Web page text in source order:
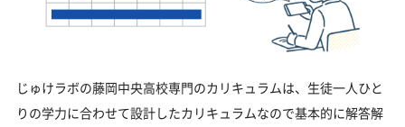
じゅけラボの藤岡中央高校専門のカリキュラムは、生徒一人ひと
りの学力に合わせて設計したカリキュラムなので基本的に解答解